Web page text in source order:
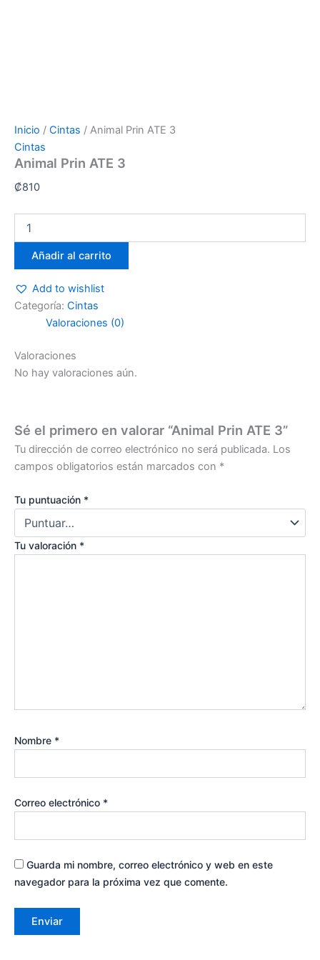
Inicio / Cintas / Animal Prin ATE 3
Cintas
Animal Prin ATE 3
₡810
Añadir al carrito
Add to wishlist
Categoría: Cintas
Valoraciones (0)
Valoraciones
No hay valoraciones aún.
Sé el primero en valorar “Animal Prin ATE 3”
Tu dirección de correo electrónico no será publicada. Los
campos obligatorios están marcados con *
Tu puntuación *
Tu valoración *
Nombre *
Correo electrónico *
Guarda mi nombre, correo electrónico y web en este
navegador para la próxima vez que comente.